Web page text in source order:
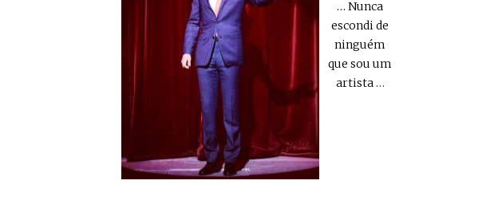
… Nunca
escondi de
ninguém
que sou um
artista…